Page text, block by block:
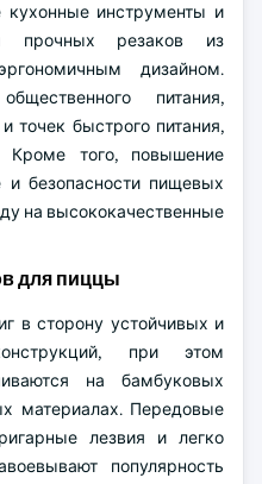
инструменты и
прочных резаков из
дизайном.
питания,
точек быстрого питания,
Кроме того, повышение
и безопасности пищевых
на высококачественные
для пиццы
в сторону устойчивых и
при этом
на бамбуковых
материалах. Передовые
лезвия и легко
популярность